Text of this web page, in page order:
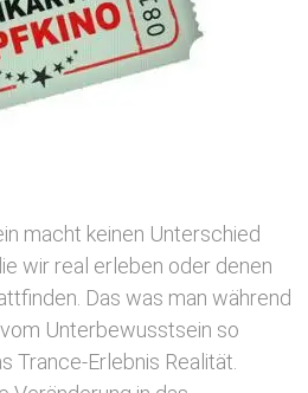
macht keinen Unterschied
wir real erleben oder denen
Das was man während
Unterbewusstsein so
Trance-Erlebnis Realität.